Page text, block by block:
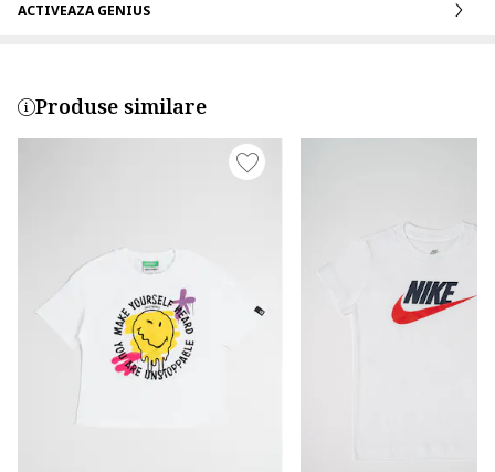
ACTIVEAZA GENIUS
Produse similare